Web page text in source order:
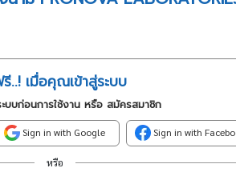
..! เมื่อคุณเข้าสู่ระบบ
บบก่อนการใช้งาน หรือ สมัครสมาชิก
Sign in with Google Sign in with
หรือ